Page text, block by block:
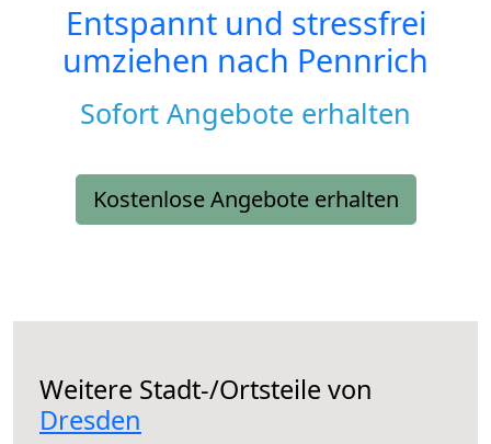
Entspannt und stressfrei
umziehen nach Pennrich
Sofort Angebote erhalten
Kostenlose Angebote erhalten
Weitere Stadt-/Ortsteile von
Dresden